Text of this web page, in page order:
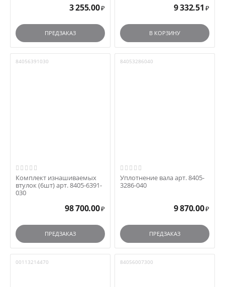
3 255.00 ₽
ПРЕДЗАКАЗ
9 332.51 ₽
В КОРЗИНУ
84056391030
Комплект изнашиваемых
втулок (6шт) арт. 8405-6391-
030
98 700.00 ₽
ПРЕДЗАКАЗ
84053286040
Уплотнение вала арт. 8405-
3286-040
9 870.00 ₽
ПРЕДЗАКАЗ
00113214470 84056007300